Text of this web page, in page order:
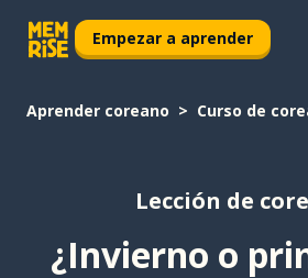
Empezar a aprender
Aprender coreano Curso de
Lección de
¿Invierno o